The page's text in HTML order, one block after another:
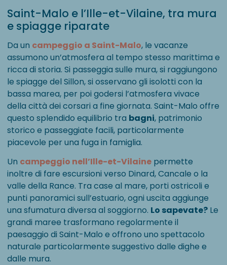
Saint-Malo e l’Ille-et-Vilaine, tra mura
e spiagge riparate
Da un campeggio a Saint-Malo, le vacanze
assumono un’atmosfera al tempo stesso marittima e
ricca di storia. Si passeggia sulle mura, si raggiungono
le spiagge del Sillon, si osservano gli isolotti con la
bassa marea, per poi godersi l’atmosfera vivace
della città dei corsari a fine giornata. Saint-Malo offre
questo splendido equilibrio tra bagni, patrimonio
storico e passeggiate facili, particolarmente
piacevole per una fuga in famiglia.
Un campeggio nell’Ille-et-Vilaine permette
inoltre di fare escursioni verso Dinard, Cancale o la
valle della Rance. Tra case al mare, porti ostricoli e
punti panoramici sull’estuario, ogni uscita aggiunge
una sfumatura diversa al soggiorno. Lo sapevate? Le
grandi maree trasformano regolarmente il
paesaggio di Saint-Malo e offrono uno spettacolo
naturale particolarmente suggestivo dalle dighe e
dalle mura.